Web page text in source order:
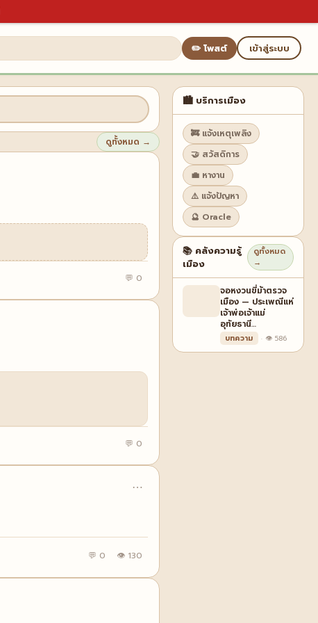
✏️ โพสต์ เข้าสู่ระบบ
ดูทั้งหมด →
💬 0
💬 0
⋯
💬 0 👁 130
🏙️ บริการเมือง
🚒 แจ้งเหตุเพลิง
🤝 สวัสดิการ
💼 หางาน
⚠️ แจ้งปัญหา
🔮 Oracle
📚 คลังความรู้
เมือง
ดูทั้งหมด
→
จอหงวนขี่ม้าตรวจ
เมือง — ประเพณีแห่
เจ้าพ่อเจ้าแม่
อุทัยธานี…
บทความ · 👁 586